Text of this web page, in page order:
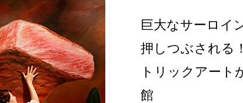
巨大なサーロイ
押しつぶされる
トリックアート
館